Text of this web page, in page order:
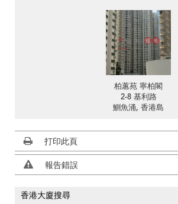
柏蕙苑 寧柏閣
2-8 基利路
鰂魚涌, 香港島
打印此頁
報告錯誤
香港大廈搜尋